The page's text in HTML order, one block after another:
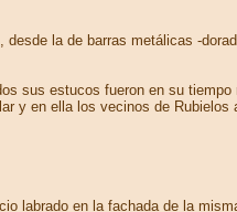
la de barras metálicas -
sus estucos fueron en su
y en ella los vecinos de
labrado en la fachada de la